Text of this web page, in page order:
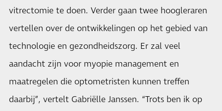
vitrectomie te doen. Verder gaan twee hoogleraren
vertellen over de ontwikkelingen op het gebied van
technologie en gezondheidszorg. Er zal veel
aandacht zijn voor myopie management en
maatregelen die optometristen kunnen treffen
daarbij”, vertelt Gabriëlle Janssen. “Trots ben ik op